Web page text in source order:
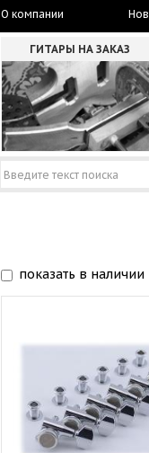
О компании
ГИТАРЫ НА ЗАКАЗ
показать в наличии